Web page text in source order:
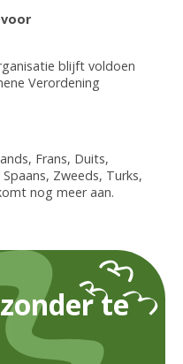
blijft voldoen
Verordening
Frans, Duits,
Zweeds, Turks,
nog meer aan.
te